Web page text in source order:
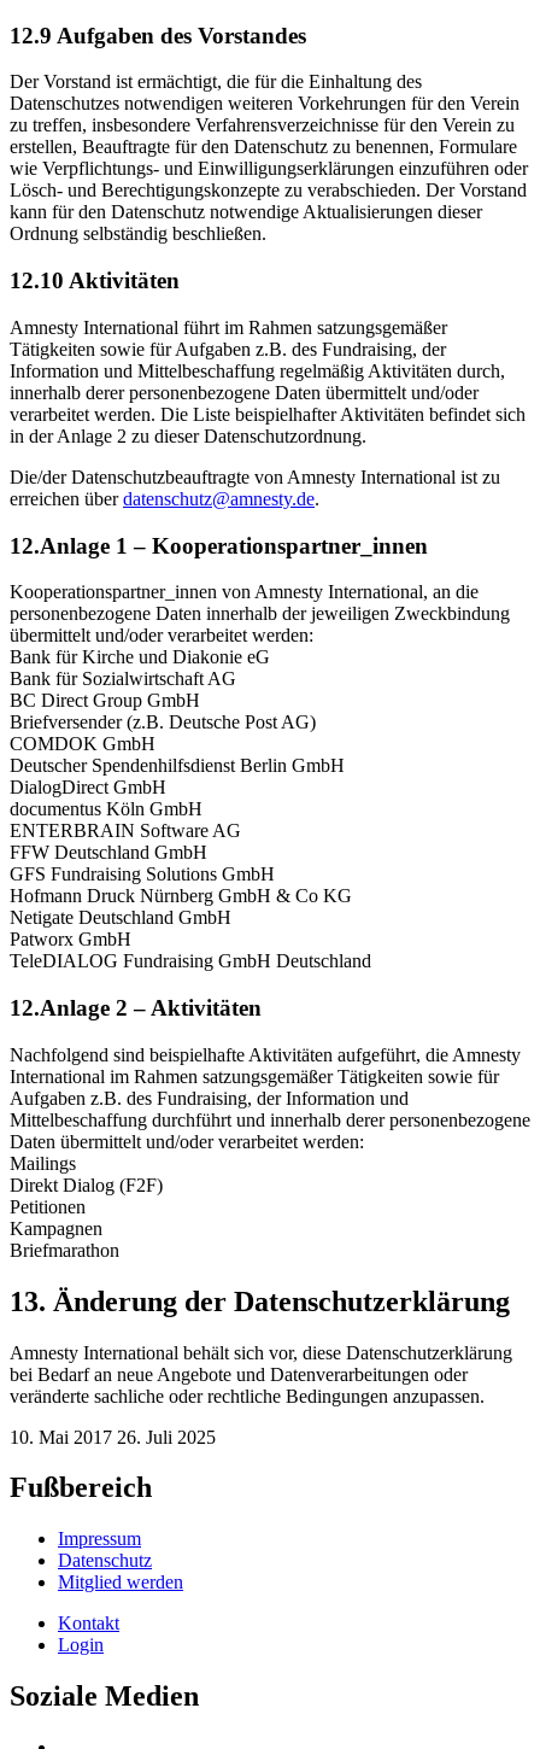
12.9 Aufgaben des Vorstandes
Der Vorstand ist ermächtigt, die für die Einhaltung des
Datenschutzes notwendigen weiteren Vorkehrungen für den Verein
zu treffen, insbesondere Verfahrensverzeichnisse für den Verein zu
erstellen, Beauftragte für den Datenschutz zu benennen, Formulare
wie Verpflichtungs- und Einwilligungserklärungen einzuführen oder
Lösch- und Berechtigungskonzepte zu verabschieden. Der Vorstand
kann für den Datenschutz notwendige Aktualisierungen dieser
Ordnung selbständig beschließen.
12.10 Aktivitäten
Amnesty International führt im Rahmen satzungsgemäßer
Tätigkeiten sowie für Aufgaben z.B. des Fundraising, der
Information und Mittelbeschaffung regelmäßig Aktivitäten durch,
innerhalb derer personenbezogene Daten übermittelt und/oder
verarbeitet werden. Die Liste beispielhafter Aktivitäten befindet sich
in der Anlage 2 zu dieser Datenschutzordnung.
Die/der Datenschutzbeauftragte von Amnesty International ist zu
erreichen überdatenschutz@amnesty.de.
12.Anlage 1 – Kooperationspartner_innen
Kooperationspartner_innen von Amnesty International, an die
personenbezogene Daten innerhalb der jeweiligen Zweckbindung
übermittelt und/oder verarbeitet werden:
Bank für Kirche und Diakonie eG
Bank für Sozialwirtschaft AG
BC Direct Group GmbH
Briefversender (z.B. Deutsche Post AG)
COMDOK GmbH
Deutscher Spendenhilfsdienst Berlin GmbH
DialogDirect GmbH
documentus Köln GmbH
ENTERBRAIN Software AG
FFW Deutschland GmbH
GFS Fundraising Solutions GmbH
Hofmann Druck Nürnberg GmbH & Co KG
Netigate Deutschland GmbH
Patworx GmbH
TeleDIALOG Fundraising GmbH Deutschland
12.Anlage 2 – Aktivitäten
Nachfolgend sind beispielhafte Aktivitäten aufgeführt, die Amnesty
International im Rahmen satzungsgemäßer Tätigkeiten sowie für
Aufgaben z.B. des Fundraising, der Information und
Mittelbeschaffung durchführt und innerhalb derer personenbezogene
Daten übermittelt und/oder verarbeitet werden:
Mailings
Direkt Dialog (F2F)
Petitionen
Kampagnen
Briefmarathon
13. Änderung der Datenschutzerklärung
Amnesty International behält sich vor, diese Datenschutzerklärung
bei Bedarf an neue Angebote und Datenverarbeitungen oder
veränderte sachliche oder rechtliche Bedingungen anzupassen.
10. Mai 2017 26. Juli 2025
Fußbereich
Impressum
Datenschutz
Mitglied werden
Kontakt
Login
Soziale Medien